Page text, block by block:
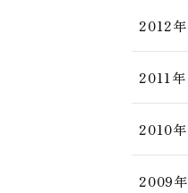
2012年
2011年
2010年
2009年